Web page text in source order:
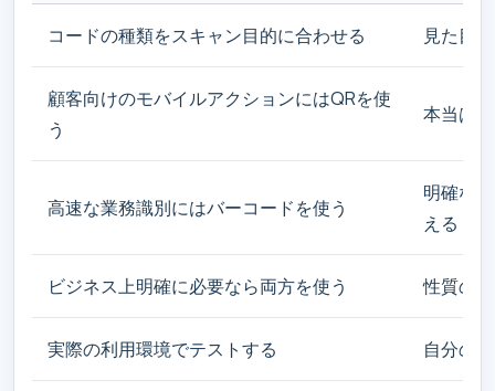
コードの種類をスキャン目的に合わせる 見た目
顧客向けのモバイルアクションにはQRを使
う
本当は
高速な業務識別にはバーコードを使う
明確な
える
ビジネス上明確に必要なら両方を使う 性質の
実際の利用環境でテストする 自分の